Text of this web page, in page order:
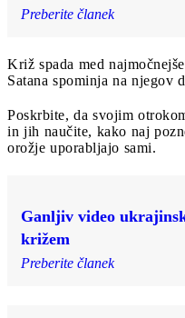
Preberite članek
Križ spada med
Satana spominja na njegov
Poskrbite, da svojim
in jih naučite, kako naj
orožje uporabljajo sami.
Ganljiv video
križem
Preberite članek